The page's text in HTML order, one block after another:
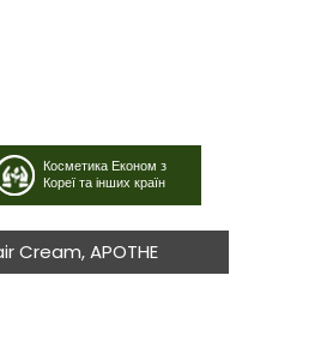
Косметика Економ з
Кореї та інших країн
Cream, APOTHE